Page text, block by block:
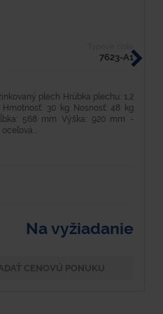
7623-A1
plech Hrúbka plechu: 1,2
30 kg Nosnosť: 48 kg
568 mm Výška: 920 mm -
Na vyžiadanie
CENOVÚ PONUKU